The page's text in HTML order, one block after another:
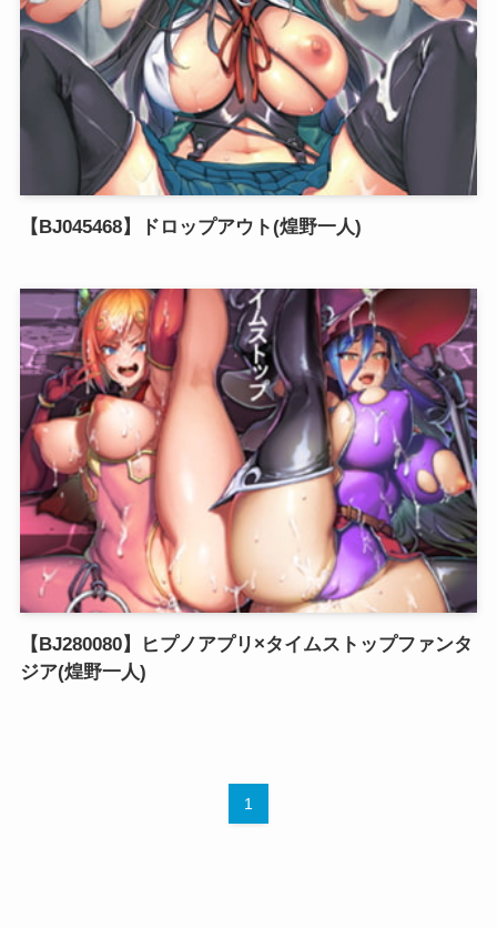
【BJ045468】ドロップアウト(煌野一人)
【BJ280080】ヒプノアプリ×タイムストップファンタ
ジア(煌野一人)
1